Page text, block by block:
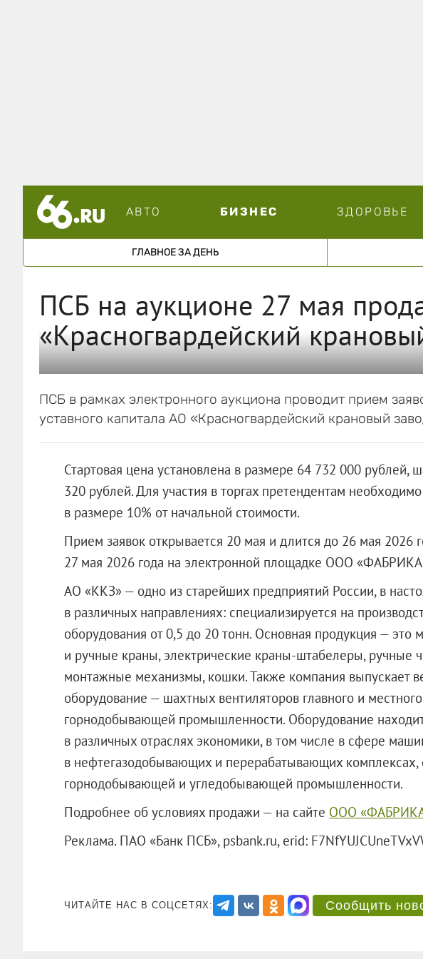
АВТО БИЗНЕС ЗДОРОВЬЕ
ГЛАВНОЕ ЗА ДЕНЬ
ПСБ на аукционе 27 мая
«Красногвардейский
ПСБ в рамках электронного аукциона проводит прием
уставного капитала АО «Красногвардейский крановый
Стартовая цена установлена в размере 64 732 000 рублей,
320 рублей. Для участия в торгах претендентам
в размере 10% от начальной стоимости.
Прием заявок открывается 20 мая и длится до 26 мая 2026
27 мая 2026 года на электронной площадке ООО
АО «ККЗ» — одно из старейших предприятий России, в
в различных направлениях: специализируется на
оборудования от 0,5 до 20 тонн. Основная продукция — это
и ручные краны, электрические краны-штабелеры, ручные
монтажные механизмы, кошки. Также компания выпускает
оборудование — шахтных вентиляторов главного и
горнодобывающей промышленности. Оборудование
в различных отраслях экономики, в том числе в сфере
в нефтегазодобывающих и перерабатывающих комплексах,
горнодобывающей и угледобывающей промышленности.
Подробнее об условиях продажи — на сайте ООО
Реклама. ПАО «Банк ПСБ», psbank.ru, erid:
ЧИТАЙТЕ НАС В СОЦСЕТЯХ: Сообщить